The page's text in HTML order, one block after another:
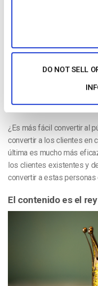
DO NOT SELL
contenidos creativos y
blog, libros electrónicos,
Upsell
¿Es más fácil convertir al
convertir a los clientes en
última es mucho más
los clientes existentes y
convertir a estas
El contenido es el rey